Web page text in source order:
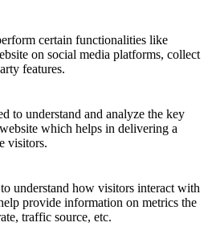
certain functionalities like
on social media platforms, collect
features.
to understand and analyze the key
which helps in delivering a
visitors.
understand how visitors interact with
provide information on metrics the
traffic source, etc.